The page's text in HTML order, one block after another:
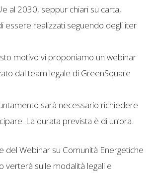
al 2030, seppur chiari su carta,
essere realizzati seguendo degli iter
motivo vi proponiamo un webinar
dal team legale di GreenSquare
sarà necessario richiedere
La durata prevista è di un’ora.
del Webinar su Comunità Energetiche
verterà sulle modalità legali e